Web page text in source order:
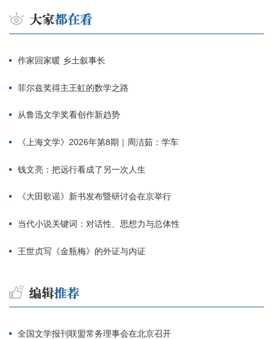
作家回家暖 乡土叙事长
菲尔兹奖得主王虹的数学之路
从鲁迅文学奖看创作新趋势
《上海文学》2026年第8期｜周洁茹：学车
钱文亮：把远行看成了另一次人生
《大田歌谣》新书发布暨研讨会在京举行
当代小说关键词：对话性、思想力与总体性
王世贞写《金瓶梅》的外证与内证
全国文学报刊联盟常务理事会在北京召开